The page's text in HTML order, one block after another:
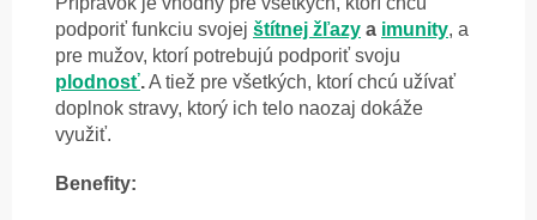
podporiť funkciu svojej štítnej žľazy a imunity, a
pre mužov, ktorí potrebujú podporiť svoju
plodnosť.A tiež pre všetkých, ktorí chcú užívať
doplnok stravy, ktorý ich telo naozaj dokáže
využiť.
Benefity: